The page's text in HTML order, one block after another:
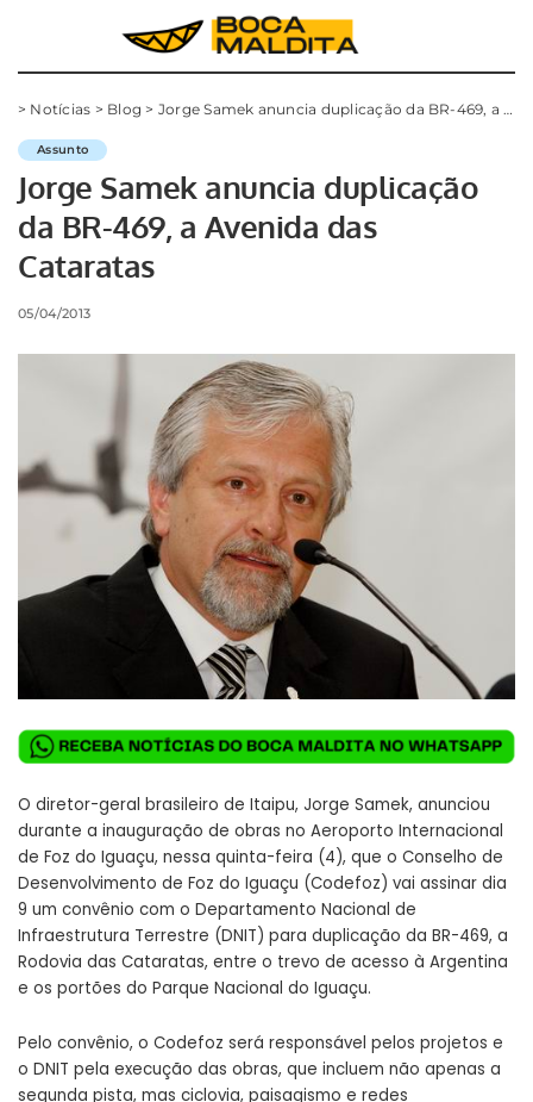
> Notícias > Blog > Jorge Samek anuncia duplicação da BR-469, a Avenida das Cataratas
Assunto
Jorge Samek anuncia duplicação
da BR-469, a Avenida das
Cataratas
05/04/2013
O diretor-geral brasileiro de Itaipu, Jorge Samek, anunciou
durante a inauguração de obras no Aeroporto Internacional
de Foz do Iguaçu, nessa quinta-feira (4), que o Conselho de
Desenvolvimento de Foz do Iguaçu (Codefoz) vai assinar dia
9 um convênio com o Departamento Nacional de
Infraestrutura Terrestre (DNIT) para duplicação da BR-469, a
Rodovia das Cataratas, entre o trevo de acesso à Argentina
e os portões do Parque Nacional do Iguaçu.
Pelo convênio, o Codefoz será responsável pelos projetos e
o DNIT pela execução das obras, que incluem não apenas a
segunda pista, mas ciclovia, paisagismo e redes